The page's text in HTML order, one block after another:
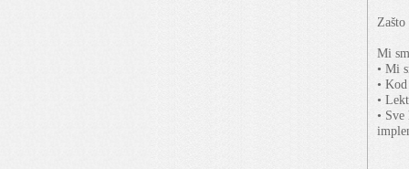
Mi
• Mi
•
•
•